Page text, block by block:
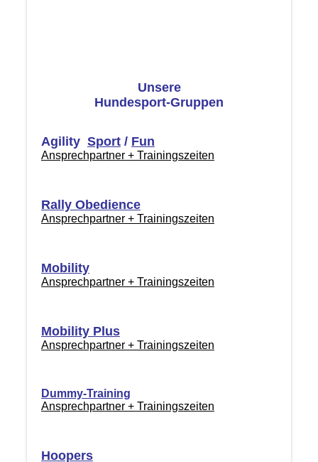
Unsere
Hundesport-Gruppen
Agility Sport/ Fun
Ansprechpartner + Trainingszeiten
Rally Obedience
Ansprechpartner + Trainingszeiten
Mobility
Ansprechpartner + Trainingszeiten
Mobility Plus
Ansprechpartner + Trainingszeiten
Dummy-Training
Ansprechpartner + Trainingszeiten
Hoopers